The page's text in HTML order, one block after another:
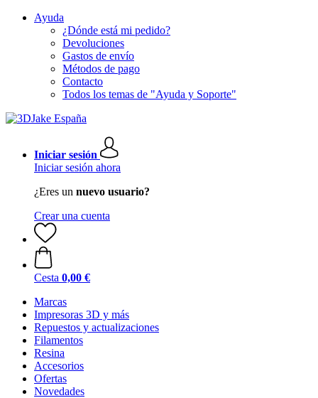
Ayuda
¿Dónde está mi pedido?
Devoluciones
Gastos de envío
Métodos de pago
Contacto
Todos los temas de "Ayuda y Soporte"
Iniciar sesión
Iniciar sesión ahora
¿Eres un nuevo usuario?
Crear una cuenta
Cesta 0,00 €
Marcas
Impresoras 3D y más
Repuestos y actualizaciones
Filamentos
Resina
Accesorios
Ofertas
Novedades